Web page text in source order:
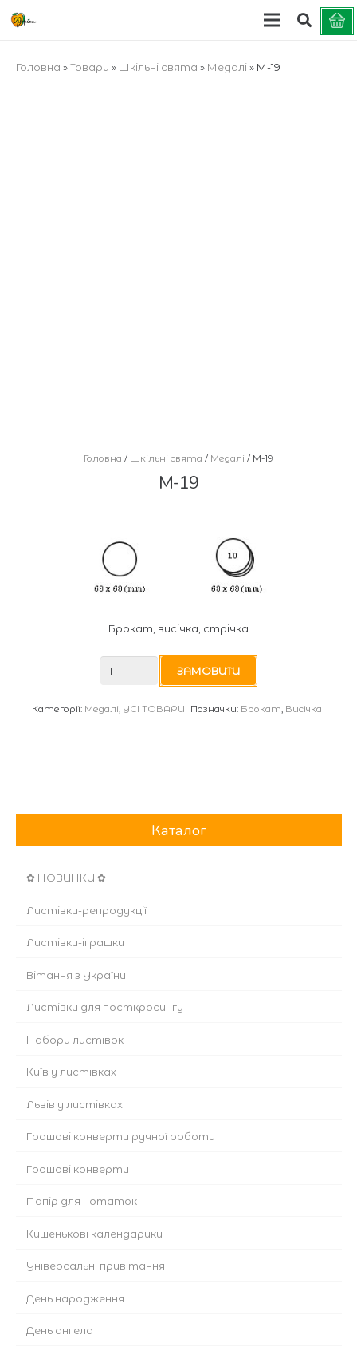
Головна »Товари » Шкільні свята » Медалі» М-19
Головна / Шкільні свята / Медалі / М-19
М-19
Брокат, висічка, стрічка
М-19
ЗАМОВИТИ
Категорії: Медалі, УСІ ТОВАРИ Позначки: Брокат, Висічка
Каталог
✿ НОВИНКИ ✿
Листівки-репродукції
Листівки-іграшки
Вітання з України
Листівки для посткросингу
Набори листівок
Київ у листівках
Львів у листівках
Грошові конверти ручної роботи
Грошові конверти
Папір для нотаток
Кишенькові календарики
Універсальні привітання
День народження
День ангела